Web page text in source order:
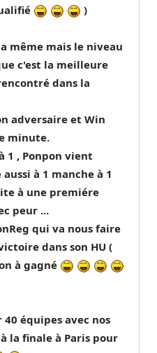
)
même mais le niveau
c'est la meilleure
dans la
adversaire et Win
minute.
1 , Ponpon vient
à 1 manche à 1
à une premiére
peur ...
qui va nous faire
dans son HU (
à gagné
équipes avec nos
la finale à Paris pour